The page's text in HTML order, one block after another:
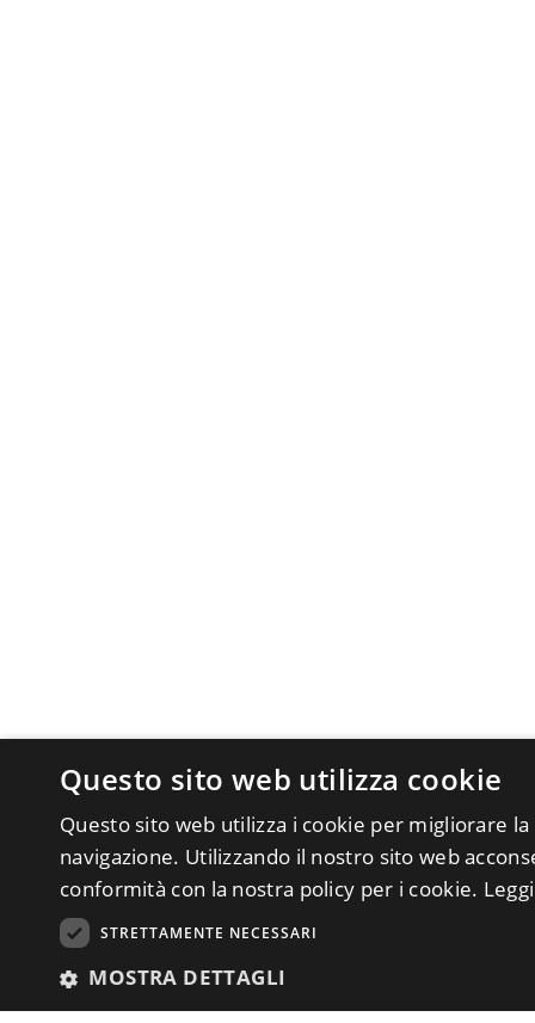
Questo sito web utilizza cookie
Questo sito web utilizza i cookie per migliorare
navigazione. Utilizzando il nostro sito web
conformità con la nostra policy per i cookie.
STRETTAMENTE NECESSARI
MOSTRA DETTAGLI